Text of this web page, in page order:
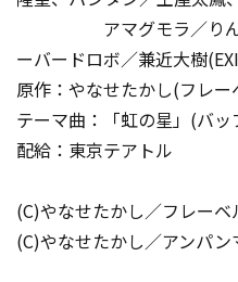
アマグモラ／りんた
ーバードロボ／兼近大樹
原作：やなせたかし(フレー
テーマ曲：「虹の星」(バッ
配給：東京テアトル
(C)やなせたかし／フレー
(C)やなせたかし／アンパ